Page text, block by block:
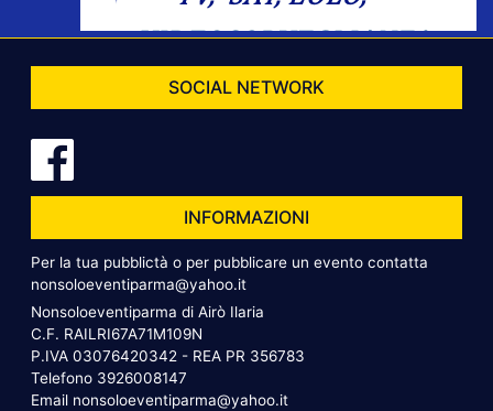
SOCIAL NETWORK
INFORMAZIONI
Per la tua pubblictà o per pubblicare un evento contatta
nonsoloeventiparma@yahoo.it
Nonsoloeventiparma di Airò Ilaria
C.F. RAILRI67A71M109N
P.IVA 03076420342 - REA PR 356783
Telefono 3926008147
Email nonsoloeventiparma@yahoo.it